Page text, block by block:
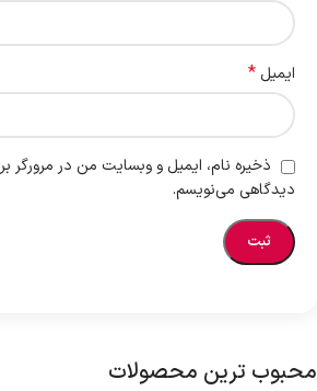
ایمیل *
ذخیره نام، ایمیل و وبسایت من در مرورگر
دیدگاهی می‌نویسم.
محبوب ترین محصولات